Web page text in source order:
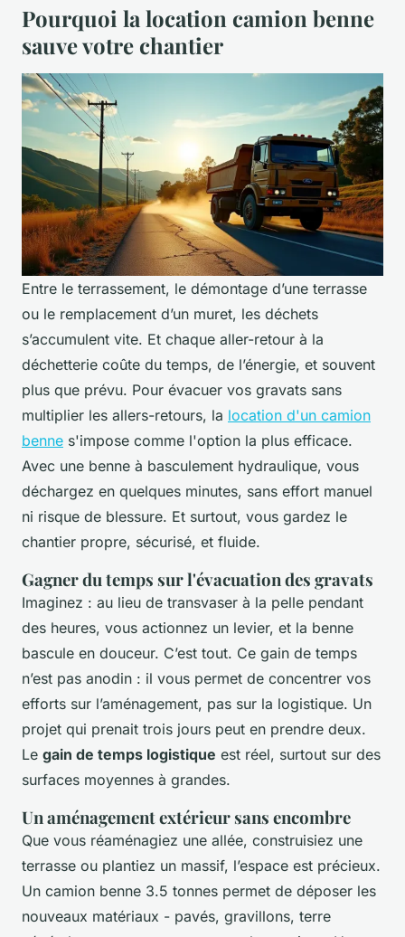
Pourquoi la location camion benne
sauve votre chantier
Entre le terrassement, le démontage d’une terrasse
ou le remplacement d’un muret, les déchets
s’accumulent vite. Et chaque aller-retour à la
déchetterie coûte du temps, de l’énergie, et souvent
plus que prévu. Pour évacuer vos gravats sans
multiplier les allers-retours, la location d'un camion
benne s'impose comme l'option la plus efficace.
Avec une benne à basculement hydraulique, vous
déchargez en quelques minutes, sans effort manuel
ni risque de blessure. Et surtout, vous gardez le
chantier propre, sécurisé, et fluide.
Gagner du temps sur l'évacuation des gravats
Imaginez : au lieu de transvaser à la pelle pendant
des heures, vous actionnez un levier, et la benne
bascule en douceur. C’est tout. Ce gain de temps
n’est pas anodin : il vous permet de concentrer vos
efforts sur l’aménagement, pas sur la logistique. Un
projet qui prenait trois jours peut en prendre deux.
Le gain de temps logistique est réel, surtout sur des
surfaces moyennes à grandes.
Un aménagement extérieur sans encombre
Que vous réaménagiez une allée, construisiez une
terrasse ou plantiez un massif, l’espace est précieux.
Un camion benne 3.5 tonnes permet de déposer les
nouveaux matériaux - pavés, gravillons, terre